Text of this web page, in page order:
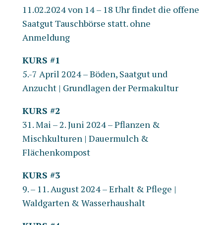
11.02.2024 von 14 – 18 Uhr findet die offene
Saatgut Tauschbörse statt. ohne
Anmeldung
KURS #1
5.-7 April 2024 –Böden, Saatgut und
Anzucht | Grundlagen der Permakultur
KURS #2
31. Mai – 2. Juni 2024 –Pflanzen &
Mischkulturen | Dauermulch &
Flächenkompost
KURS #3
9. – 11. August 2024 –Erhalt & Pflege |
Waldgarten & Wasserhaushalt